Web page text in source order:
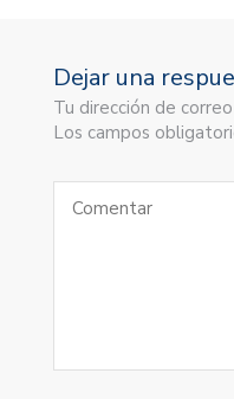
Dejar una
Tu dirección de
Los campos